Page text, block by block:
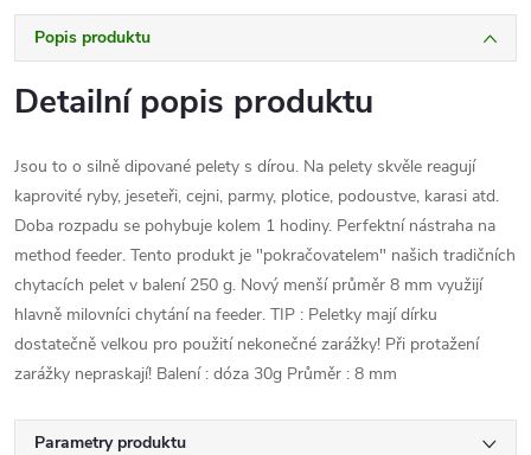
Popis produktu
Detailní popis produktu
Jsou to o silně dipované pelety s dírou. Na pelety skvěle reagují
kaprovité ryby, jeseteři, cejni, parmy, plotice, podoustve, karasi atd.
Doba rozpadu se pohybuje kolem 1 hodiny. Perfektní nástraha na
method feeder. Tento produkt je "pokračovatelem" našich tradičních
chytacích pelet v balení 250 g. Nový menší průměr 8 mm využijí
hlavně milovníci chytání na feeder. TIP : Peletky mají dírku
dostatečně velkou pro použití nekonečné zarážky! Při protažení
zarážky nepraskají! Balení : dóza 30g Průměr : 8 mm
Parametry produktu